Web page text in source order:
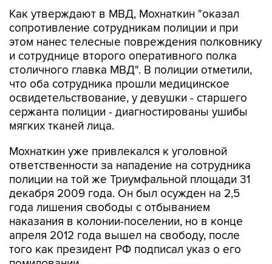
Как утверждают в МВД, Мохнаткин "оказал
сопротивление сотрудникам полиции и при
этом нанес телесные повреждения полковнику
и сотруднице второго оперативного полка
столичного главка МВД". В полиции отметили,
что оба сотрудника прошли медицинское
освидетельствование, у девушки - старшего
сержанта полиции - диагностированы ушибы
мягких тканей лица.
Мохнаткин уже привлекался к уголовной
ответственности за нападение на сотрудника
полиции на той же Триумфальной площади 31
декабря 2009 года. Он был осужден на 2,5
года лишения свободы с отбыванием
наказания в колонии-поселении, но в конце
апреля 2012 года вышел на свободу, после
того как президент РФ подписал указ о его